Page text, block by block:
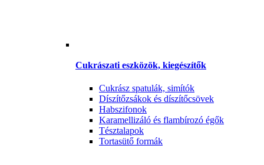
Cukrászati eszközök, kiegészítők
Cukrász spatulák, simítók
Díszítőzsákok és díszítőcsövek
Habszifonok
Karamellizáló és flambírozó égők
Tésztalapok
Tortasütő formák